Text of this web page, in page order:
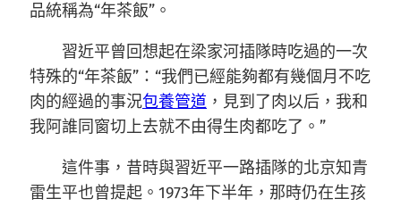
品統稱為“年茶飯”。
習近平曾回想起在梁家河插隊時吃過的一次
特殊的“年茶飯”：“我們已經能夠都有幾個月不吃
肉的經過的事況包養管道 ，見到了肉以后，我和
我阿誰同窗切上去就不由得生肉都吃了。”
這件事，昔時與習近平一路插隊的北京知青
雷生平也曾提起。1973年下半年，那時仍在生孩